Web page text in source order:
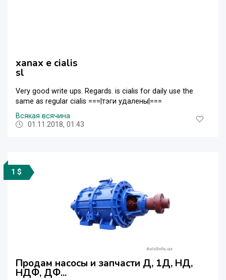
xanax e cialis
sl
Very good write ups. Regards. is cialis for daily use the
same as regular cialis ===|тэги удалены|===
Всякая всячина
01.11.2018, 01:43
1 $
Продам насосы и запчасти Д, 1Д, НД,
НДФ, ДФ...